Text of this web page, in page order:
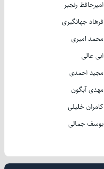
امیرحافظ رنجبر
فرهاد جهانگیری
محمد امیری
ابی عالی
مجید احمدی
مهدی آبگون
کامران خلیلی
یوسف جمالی